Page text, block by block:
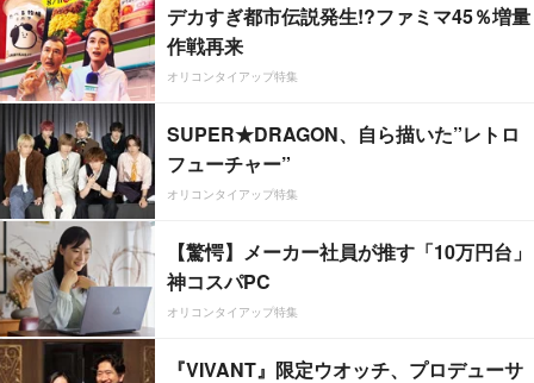
デカすぎ都市伝説発生!?ファミマ45％増量
作戦再来
オリコンタイアップ特集
SUPER★DRAGON、自ら描いた”レトロ
フューチャー”
オリコンタイアップ特集
【驚愕】メーカー社員が推す「10万円台」
神コスパPC
オリコンタイアップ特集
『VIVANT』限定ウオッチ、プロデューサ